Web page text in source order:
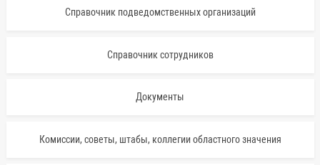
Справочник подведомственных организаций
Справочник сотрудников
Документы
Комиссии, советы, штабы, коллегии областного значения